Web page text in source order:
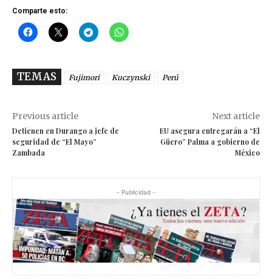
Comparte esto:
TEMAS Fujimori Kuczynski Perú
Previous article
Detienen en Durango a jefe de
seguridad de “El Mayo”
Zambada
Next article
EU asegura entregarán a “El
Güero” Palma a gobierno de
México
- Publicidad -